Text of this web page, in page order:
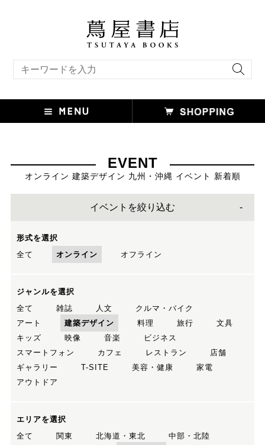
EVENT
オンライン 建築デザイン 九州・沖縄 イベント 新着順
イベントを絞り込む
形式を選択
全て
オンライン オフライン
ジャンルを選択
全て
雑誌 人文
クルマ・バイク
アート
建築デザイン 料理 旅行
文具
キッズ
映像 音楽
ビジネス
スマートフォン
カフェ レストラン
店舗
ギャラリー
T-SITE 美容・健康
家電
アウトドア
エリアを選択
全て
関東 北海道・東北
中部・北陸